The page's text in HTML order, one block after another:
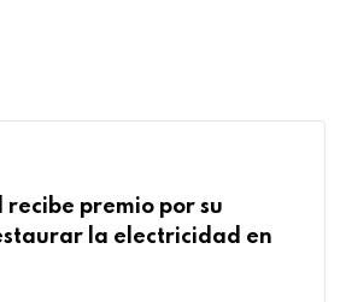
recibe premio por su
la electricidad en